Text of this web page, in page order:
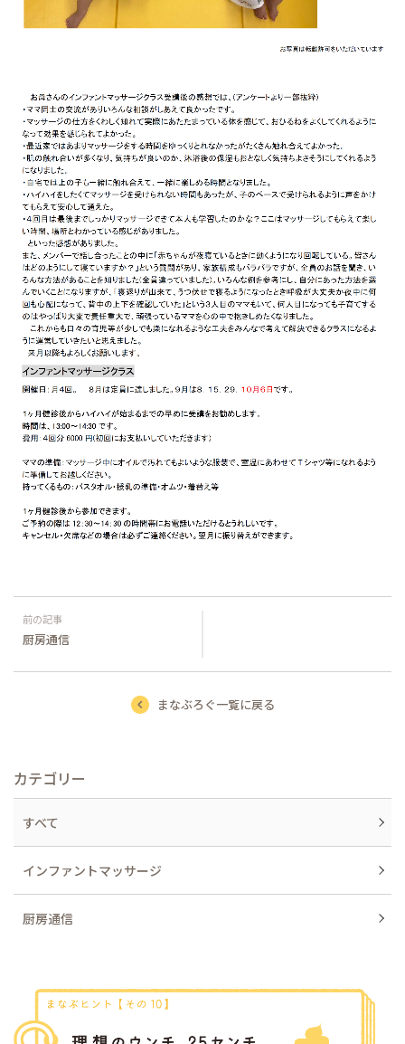
厨房通信
まなぶろぐ一覧に戻る
カテゴリー
すべて
インファントマッサージ
厨房通信